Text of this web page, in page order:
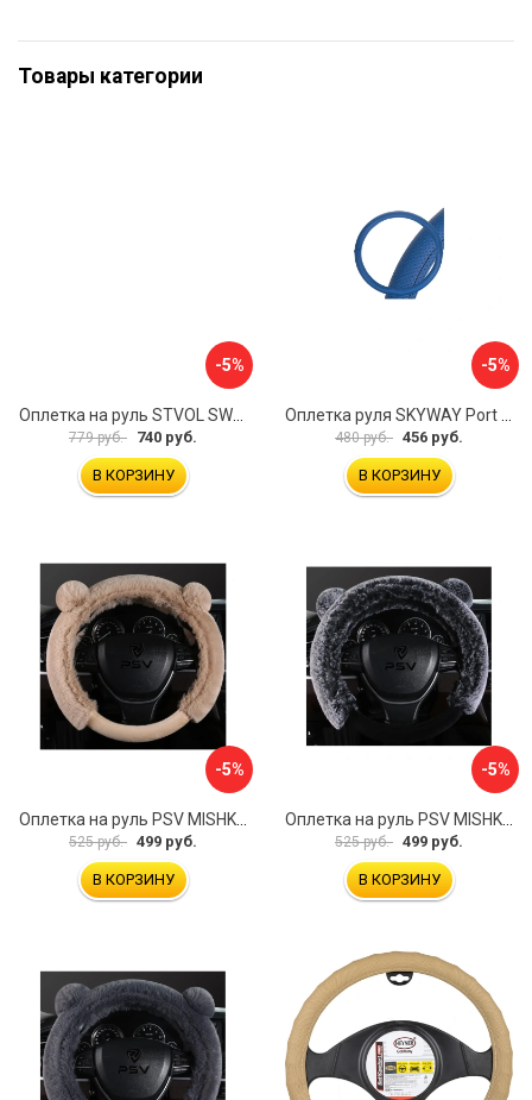
Товары категории
-5%
779 руб. 740 руб.
В КОРЗИНУ
-5%
480 руб. 456 руб.
В КОРЗИНУ
-5%
Оплетка на руль PSV MISHKA Premium 136099
525 руб. 499 руб.
В КОРЗИНУ
-5%
Оплетка на руль PSV MISHKA Premium 136095
525 руб. 499 руб.
В КОРЗИНУ